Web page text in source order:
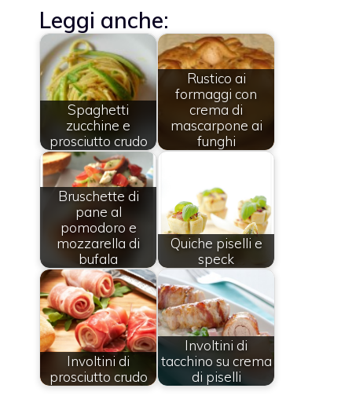
Leggi anche:
Spaghetti
zucchine e
prosciutto crudo
Rustico ai
formaggi con
crema di
mascarpone ai
funghi
Bruschette di
pane al
pomodoro e
mozzarella di
bufala
Quiche piselli e
speck
Involtini di
prosciutto crudo
Involtini di
tacchino su crema
di piselli